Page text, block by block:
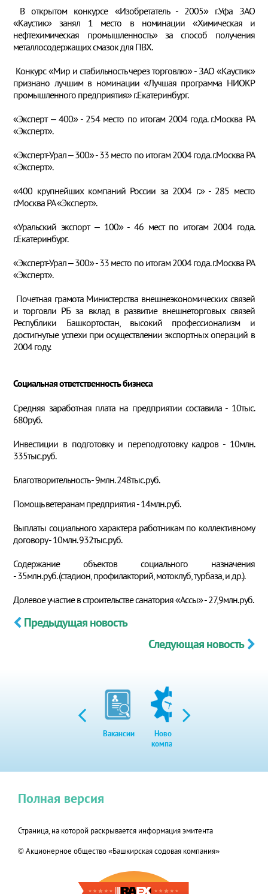
В открытом конкурсе «Изобретатель - 2005» г.Уфа ЗАО
«Каустик» занял 1 место в номинации «Химическая и
нефтехимическая промышленность» за способ получения
металлосодержащих смазок для ПВХ.
Конкурс «Мир и стабильность через торговлю» - ЗАО «Каустик»
признано лучшим в номинации «Лучшая программа НИОКР
промышленного предприятия» г.Екатеринбург.
«Эксперт – 400» - 254 место по итогам 2004 года. г.Москва РА
«Эксперт».
«Эксперт-Урал – 300» - 33 место по итогам 2004 года. г.Москва РА
«Эксперт».
«400 крупнейших компаний России за 2004 г.» - 285 место
г.Москва РА «Эксперт».
«Уральский экспорт – 100» - 46 мест по итогам 2004 года.
г.Екатеринбург.
«Эксперт-Урал – 300» - 33 место по итогам 2004 года. г.Москва РА
«Эксперт».
Почетная грамота Министерства внешнеэкономических связей
и торговли РБ за вклад в развитие внешнеторговых связей
Республики Башкортостан, высокий профессионализм и
достигнутые успехи при осуществлении экспортных операций в
2004 году.
Социальная ответственность бизнеса
Средняя заработная плата на предприятии составила - 10тыс.
680руб.
Инвестиции в подготовку и переподготовку кадров - 10млн.
335тыс.руб.
Благотворительность - 9млн. 248тыс.руб.
Помощь ветеранам предприятия - 14млн.руб.
Выплаты социального характера работникам по коллективному
договору - 10млн. 932тыс.руб.
Содержание объектов социального назначения
- 35млн.руб. (стадион, профилакторий, мотоклуб, турбаза, и др.).
Долевое участие в строительстве санатория «Ассы» - 27,9млн.руб.
Предыдущая новость
Следующая новость
Вакансии
Новости
компании
Страница, на которой раскрывается информация эмитента
© Акционерное общество «Башкирская содовая компания»
Полная версия